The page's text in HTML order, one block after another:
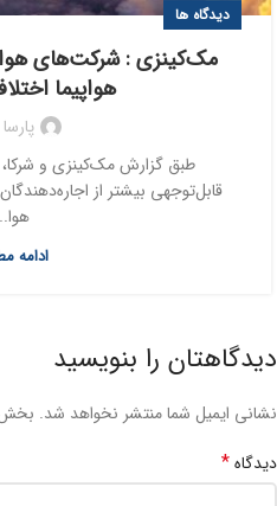
دیدگاه ها
مک‌کینزی : شرکت‌های
هواپیما
پارسا
طبق گزارش مک‌کینزی و
قابل‌توجهی بیشتر از
ادامه
دیدگاهتان را بنویسید
نشانی ایمیل شما منتشر نخواهد شد.
دیدگاه*